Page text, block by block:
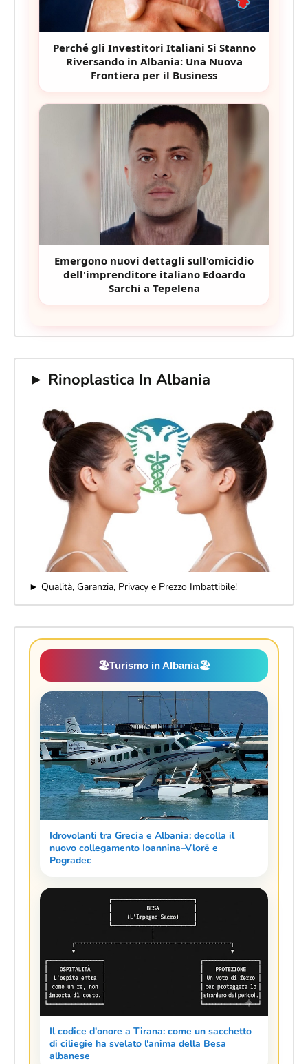
Perché gli Investitori Italiani Si Stanno
Riversando in Albania: Una Nuova
Frontiera per il Business
Emergono nuovi dettagli sull'omicidio
dell'imprenditore italiano Edoardo
Sarchi a Tepelena
► Rinoplastica In Albania
► Qualità, Garanzia, Privacy e Prezzo Imbattibile!
🏖️Turismo in Albania🏖️
Idrovolanti tra Grecia e Albania: decolla il
nuovo collegamento Ioannina–Vlorë e
Pogradec
Il codice d'onore a Tirana: come un sacchetto
di ciliegie ha svelato l'anima della Besa
albanese